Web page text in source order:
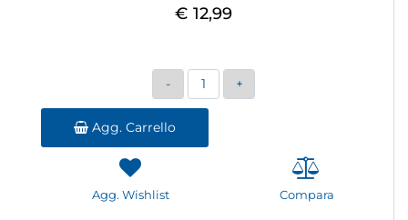
€ 12,99
Quantità
Agg. Carrello
Agg. Wishlist Compara